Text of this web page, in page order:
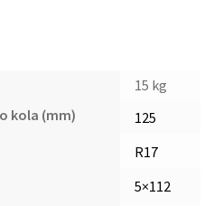
15 kg
kola (mm)
125
R17
5×112